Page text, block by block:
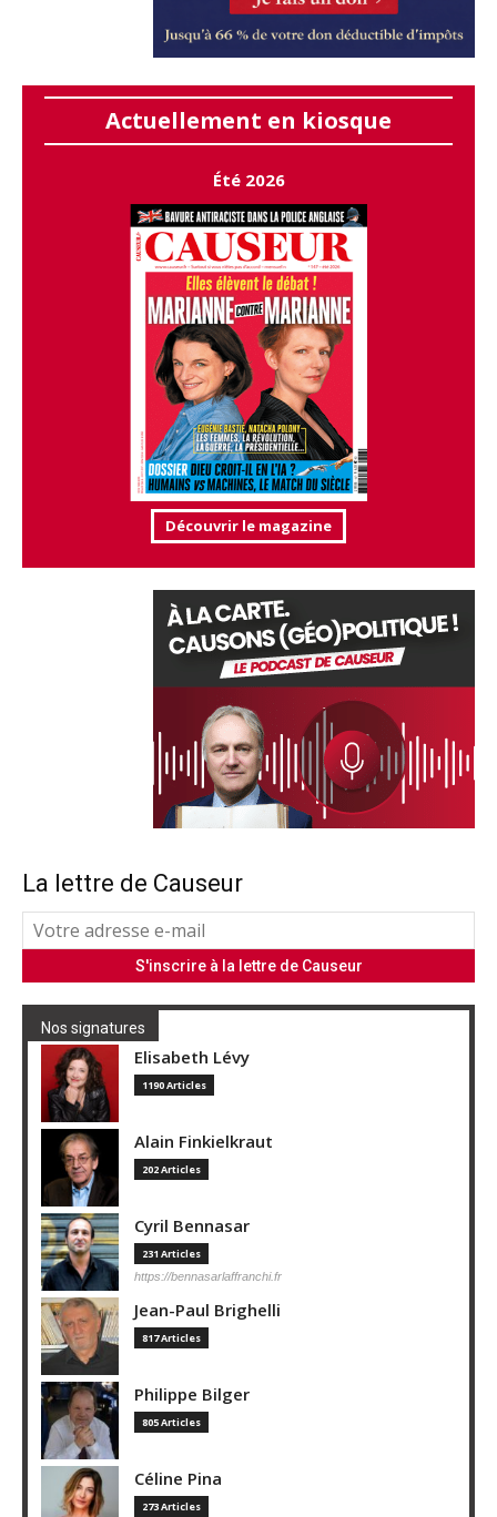
Actuellement en kiosque
Été 2026
Découvrir le magazine
La lettre de Causeur
Nos signatures
Elisabeth Lévy
1190 Articles
Alain Finkielkraut
202 Articles
Cyril Bennasar
231 Articles
https://bennasarlaffranchi.fr
Jean-Paul Brighelli
817 Articles
Philippe Bilger
805 Articles
Céline Pina
273 Articles